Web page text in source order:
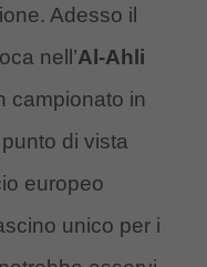
Adesso il
nell’Al-Ahli
campionato in
di vista
europeo
unico per i